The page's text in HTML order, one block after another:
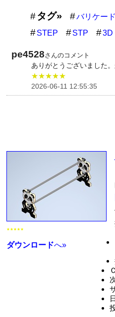
タグ» バリケード
STEP
STP 3D
pe4528さんのコメント
ありがとうございました。
★★★★★
2026-06-11 12:55:35
★★★★★
ダウンロードへ»